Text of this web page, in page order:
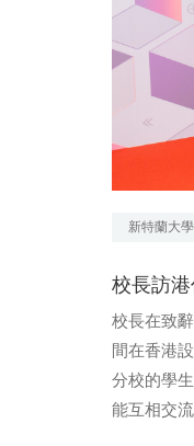
新特蘭大
校長訪
校長在致
間在香港
分校的學
能互相交